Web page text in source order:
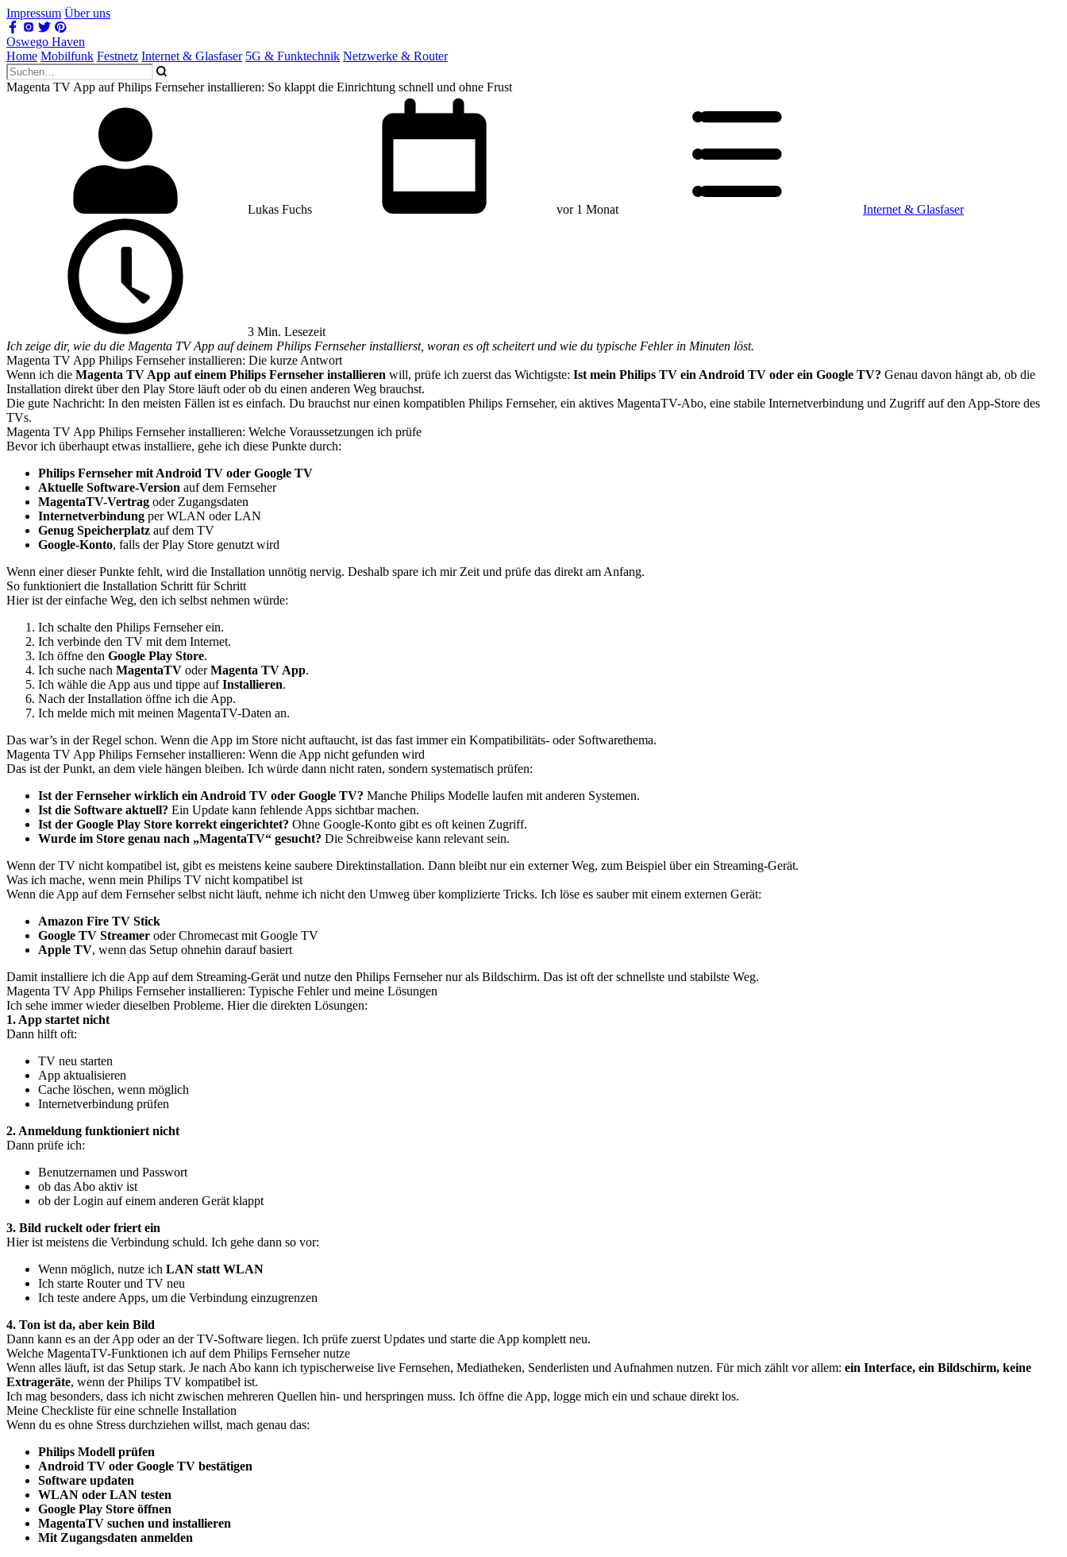
Impressum Über uns
Oswego Haven
Home Mobilfunk Festnetz Internet & Glasfaser 5G & Funktechnik Netzwerke & Router
Magenta TV App auf Philips Fernseher installieren: So klappt die Einrichtung schnell und ohne Frust
Lukas Fuchs vor 1 Monat Internet & Glasfaser
3 Min. Lesezeit
Ich zeige dir, wie du die Magenta TV App auf deinem Philips Fernseher installierst, woran es oft scheitert und wie du typische Fehler in Minuten löst.
Magenta TV App Philips Fernseher installieren: Die kurze Antwort
Wenn ich die Magenta TV App auf einem Philips Fernseher installieren will, prüfe ich zuerst das Wichtigste: Ist mein Philips TV ein Android TV oder ein Google TV? Genau davon hängt ab, ob die
Installation direkt über den Play Store läuft oder ob du einen anderen Weg brauchst.
Die gute Nachricht: In den meisten Fällen ist es einfach. Du brauchst nur einen kompatiblen Philips Fernseher, ein aktives MagentaTV-Abo, eine stabile Internetverbindung und Zugriff auf den App-Store des
TVs.
Magenta TV App Philips Fernseher installieren: Welche Voraussetzungen ich prüfe
Bevor ich überhaupt etwas installiere, gehe ich diese Punkte durch:
Philips Fernseher mit Android TV oder Google TV
Aktuelle Software-Version auf dem Fernseher
MagentaTV-Vertrag oder Zugangsdaten
Internetverbindung per WLAN oder LAN
Genug Speicherplatz auf dem TV
Google-Konto, falls der Play Store genutzt wird
Wenn einer dieser Punkte fehlt, wird die Installation unnötig nervig. Deshalb spare ich mir Zeit und prüfe das direkt am Anfang.
So funktioniert die Installation Schritt für Schritt
Hier ist der einfache Weg, den ich selbst nehmen würde:
Ich schalte den Philips Fernseher ein.
Ich verbinde den TV mit dem Internet.
Ich öffne den Google Play Store.
Ich suche nach MagentaTV oderMagenta TV App.
Ich wähle die App aus und tippe aufInstallieren.
Nach der Installation öffne ich die App.
Ich melde mich mit meinen MagentaTV-Daten an.
Das war’s in der Regel schon. Wenn die App im Store nicht auftaucht, ist das fast immer ein Kompatibilitäts- oder Softwarethema.
Magenta TV App Philips Fernseher installieren: Wenn die App nicht gefunden wird
Das ist der Punkt, an dem viele hängen bleiben. Ich würde dann nicht raten, sondern systematisch prüfen:
Ist der Fernseher wirklich ein Android TV oder Google TV? Manche Philips Modelle laufen mit anderen Systemen.
Ist die Software aktuell? Ein Update kann fehlende Apps sichtbar machen.
Ist der Google Play Store korrekt eingerichtet? Ohne Google-Konto gibt es oft keinen Zugriff.
Wurde im Store genau nach „MagentaTV“ gesucht? Die Schreibweise kann relevant sein.
Wenn der TV nicht kompatibel ist, gibt es meistens keine saubere Direktinstallation. Dann bleibt nur ein externer Weg, zum Beispiel über ein Streaming-Gerät.
Was ich mache, wenn mein Philips TV nicht kompatibel ist
Wenn die App auf dem Fernseher selbst nicht läuft, nehme ich nicht den Umweg über komplizierte Tricks. Ich löse es sauber mit einem externen Gerät:
Amazon Fire TV Stick
Google TV Streamer oder Chromecast mit Google TV
Apple TV, wenn das Setup ohnehin darauf basiert
Damit installiere ich die App auf dem Streaming-Gerät und nutze den Philips Fernseher nur als Bildschirm. Das ist oft der schnellste und stabilste Weg.
Magenta TV App Philips Fernseher installieren: Typische Fehler und meine Lösungen
Ich sehe immer wieder dieselben Probleme. Hier die direkten Lösungen:
1. App startet nicht
Dann hilft oft:
TV neu starten
App aktualisieren
Cache löschen, wenn möglich
Internetverbindung prüfen
2. Anmeldung funktioniert nicht
Dann prüfe ich:
Benutzernamen und Passwort
ob das Abo aktiv ist
ob der Login auf einem anderen Gerät klappt
3. Bild ruckelt oder friert ein
Hier ist meistens die Verbindung schuld. Ich gehe dann so vor:
Wenn möglich, nutze ich LAN statt WLAN
Ich starte Router und TV neu
Ich teste andere Apps, um die Verbindung einzugrenzen
4. Ton ist da, aber kein Bild
Dann kann es an der App oder an der TV-Software liegen. Ich prüfe zuerst Updates und starte die App komplett neu.
Welche MagentaTV-Funktionen ich auf dem Philips Fernseher nutze
Wenn alles läuft, ist das Setup stark. Je nach Abo kann ich typischerweise live Fernsehen, Mediatheken, Senderlisten und Aufnahmen nutzen. Für mich zählt vor allem: ein Interface, ein Bildschirm, keine
Extrageräte, wenn der Philips TV kompatibel ist.
Ich mag besonders, dass ich nicht zwischen mehreren Quellen hin- und herspringen muss. Ich öffne die App, logge mich ein und schaue direkt los.
Meine Checkliste für eine schnelle Installation
Wenn du es ohne Stress durchziehen willst, mach genau das:
Philips Modell prüfen
Android TV oder Google TV bestätigen
Software updaten
WLAN oder LAN testen
Google Play Store öffnen
MagentaTV suchen und installieren
Mit Zugangsdaten anmelden